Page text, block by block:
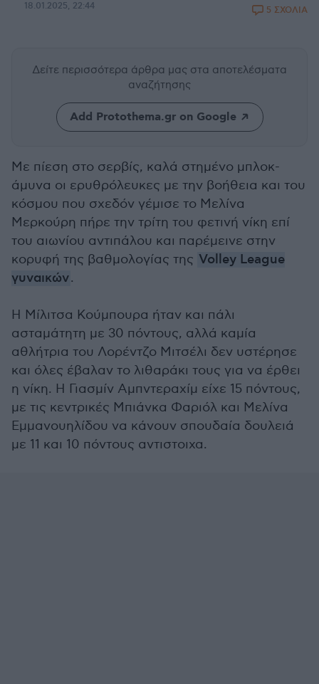
18.01.2025, 22:44 5 ΣΧΟΛΙΑ
Δείτε περισσότερα άρθρα μας στα αποτελέσματα
αναζήτησης
Add Protothema.gr on Google
Με πίεση στο σερβίς, καλά στημένο μπλοκ-
άμυνα οι ερυθρόλευκες με την βοήθεια και του
κόσμου που σχεδόν γέμισε το Μελίνα
Μερκούρη πήρε την τρίτη του φετινή νίκη επί
του αιωνίου αντιπάλου και παρέμεινε στην
κορυφή της βαθμολογίας της Volley League
γυναικών.
Η Μίλιτσα Κούμπουρα ήταν και πάλι
ασταμάτητη με 30 πόντους, αλλά καμία
αθλήτρια του Λορέντζο Μιτσέλι δεν υστέρησε
και όλες έβαλαν το λιθαράκι τους για να έρθει
η νίκη. Η Γιασμίν Αμπντεραχίμ είχε 15 πόντους,
με τις κεντρικές Μπιάνκα Φαριόλ και Μελίνα
Εμμανουηλίδου να κάνουν σπουδαία δουλειά
με 11 και 10 πόντους αντιστοιχα.